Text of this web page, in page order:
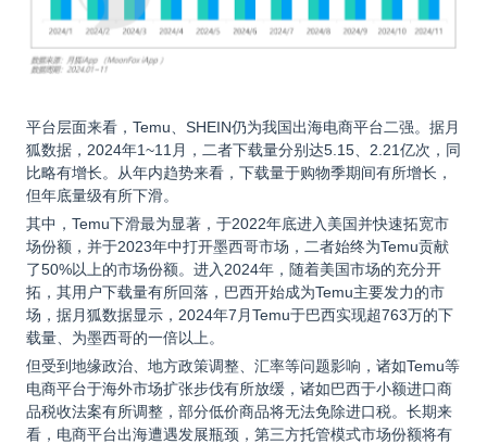
平台层面来看，Temu、SHEIN仍为我国出海电商平台二强。据月
狐数据，2024年1~11月，二者下载量分别达5.15、2.21亿次，同
比略有增长。从年内趋势来看，下载量于购物季期间有所增长，
但年底量级有所下滑。
其中，Temu下滑最为显著，于2022年底进入美国并快速拓宽市
场份额，并于2023年中打开墨西哥市场，二者始终为Temu贡献
了50%以上的市场份额。进入2024年，随着美国市场的充分开
拓，其用户下载量有所回落，巴西开始成为Temu主要发力的市
场，据月狐数据显示，2024年7月Temu于巴西实现超763万的下
载量、为墨西哥的一倍以上。
但受到地缘政治、地方政策调整、汇率等问题影响，诸如Temu等
电商平台于海外市场扩张步伐有所放缓，诸如巴西于小额进口商
品税收法案有所调整，部分低价商品将无法免除进口税。长期来
看，电商平台出海遭遇发展瓶颈，第三方托管模式市场份额将有